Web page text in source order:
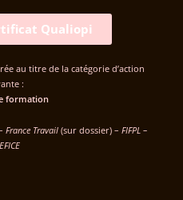
Qualiopi
au titre de la catégorie d’action
:
formation
France Travail(sur dossier) – FIFPL –